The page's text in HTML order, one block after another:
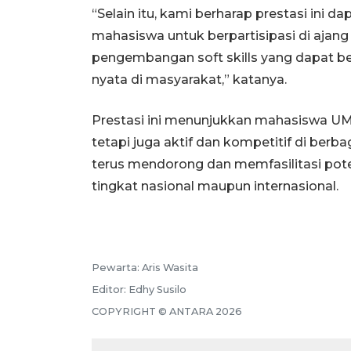
“Selain itu, kami berharap prestasi ini
mahasiswa untuk berpartisipasi di
pengembangan soft skills yang dapat
nyata di masyarakat,” katanya.
Prestasi ini menunjukkan mahasiswa
tetapi juga aktif dan kompetitif di
terus mendorong dan memfasilitasi
tingkat nasional maupun internasional.
Pewarta: Aris Wasita
Editor: Edhy Susilo
COPYRIGHT © ANTARA 2026